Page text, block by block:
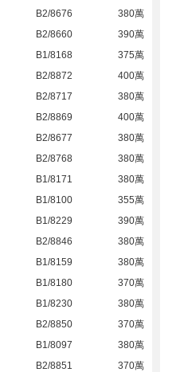
B2/8676
380萬
B2/8660
390萬
B1/8168
375萬
B2/8872
400萬
B2/8717
380萬
B2/8869
400萬
B2/8677
380萬
B2/8768
380萬
B1/8171
380萬
B1/8100
355萬
B1/8229
390萬
B2/8846
380萬
B1/8159
380萬
B1/8180
370萬
B1/8230
380萬
B2/8850
370萬
B1/8097
380萬
B2/8851
370萬